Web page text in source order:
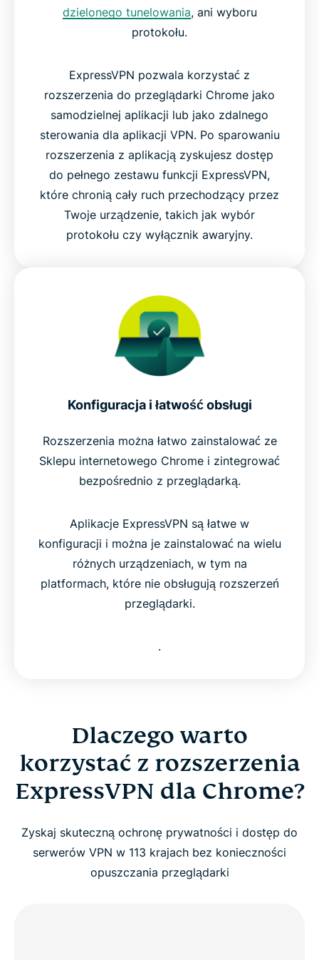
dzielonego tunelowania, ani wyboru
protokołu.
ExpressVPN pozwala korzystać z
rozszerzenia do przeglądarki Chrome jako
samodzielnej aplikacji lub jako zdalnego
sterowania dla aplikacji VPN. Po sparowaniu
rozszerzenia z aplikacją zyskujesz dostęp
do pełnego zestawu funkcji ExpressVPN,
które chronią cały ruch przechodzący przez
Twoje urządzenie, takich jak wybór
protokołu czy wyłącznik awaryjny.
Konfiguracja i łatwość obsługi
Rozszerzenia można łatwo zainstalować ze
Sklepu internetowego Chrome i zintegrować
bezpośrednio z przeglądarką.
Aplikacje ExpressVPN są łatwe w
konfiguracji i można je zainstalować na wielu
różnych urządzeniach, w tym na
platformach, które nie obsługują rozszerzeń
przeglądarki.
.
Dlaczego warto
korzystać z rozszerzenia
ExpressVPN dla Chrome?
Zyskaj skuteczną ochronę prywatności i dostęp do
serwerów VPN w 113 krajach bez konieczności
opuszczania przeglądarki